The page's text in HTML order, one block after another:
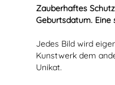
Zauberhaftes
Geburtsdatum. Eine
Jedes Bild wird
Kunstwerk dem
Unikat.